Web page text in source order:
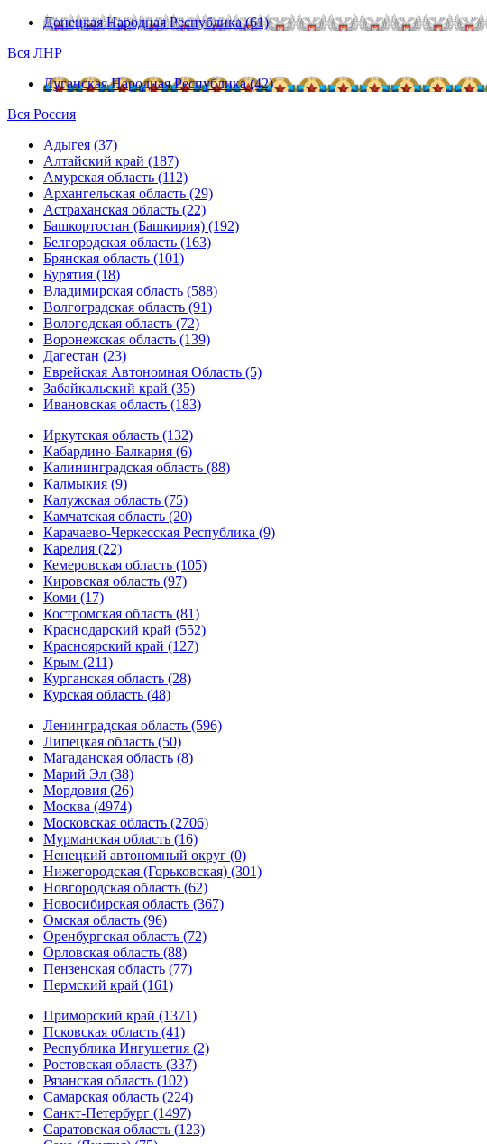
Донецкая Народная Республика (61)
Вся ЛНР
Луганская Народная Республика (42)
Вся Россия
Адыгея (37)
Алтайский край (187)
Амурская область (112)
Архангельская область (29)
Астраханская область (22)
Башкортостан (Башкирия) (192)
Белгородская область (163)
Брянская область (101)
Бурятия (18)
Владимирская область (588)
Волгоградская область (91)
Вологодская область (72)
Воронежская область (139)
Дагестан (23)
Еврейская Автономная Область (5)
Забайкальский край (35)
Ивановская область (183)
Иркутская область (132)
Кабардино-Балкария (6)
Калининградская область (88)
Калмыкия (9)
Калужская область (75)
Камчатская область (20)
Карачаево-Черкесская Республика (9)
Карелия (22)
Кемеровская область (105)
Кировская область (97)
Коми (17)
Костромская область (81)
Краснодарский край (552)
Красноярский край (127)
Крым (211)
Курганская область (28)
Курская область (48)
Ленинградская область (596)
Липецкая область (50)
Магаданская область (8)
Марий Эл (38)
Мордовия (26)
Москва (4974)
Московская область (2706)
Мурманская область (16)
Ненецкий автономный округ (0)
Нижегородская (Горьковская) (301)
Новгородская область (62)
Новосибирская область (367)
Омская область (96)
Оренбургская область (72)
Орловская область (88)
Пензенская область (77)
Пермский край (161)
Приморский край (1371)
Псковская область (41)
Республика Ингушетия (2)
Ростовская область (337)
Рязанская область (102)
Самарская область (224)
Санкт-Петербург (1497)
Саратовская область (123)